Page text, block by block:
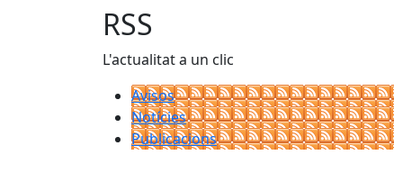
RSS
L'actualitat a un clic
Avisos
Notícies
Publicacions